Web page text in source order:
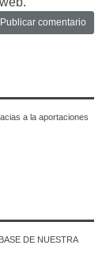
a la aportaciones
DE NUESTRA